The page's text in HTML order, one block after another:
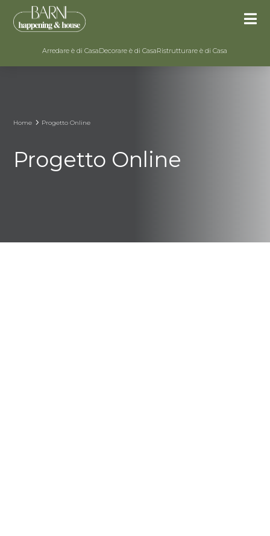

Arredare è di CasaDecorare è di CasaRistrutturare è di Casa
Home 5 Progetto Online
Progetto Online